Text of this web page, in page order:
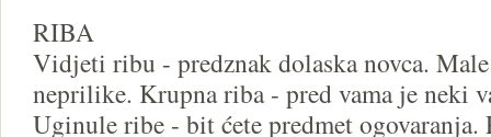
RIBA
Vidjeti ribu - predznak dolaska novca.
neprilike. Krupna riba - pred vama je neki
Uginule ribe - bit ćete predmet ogovaranja.